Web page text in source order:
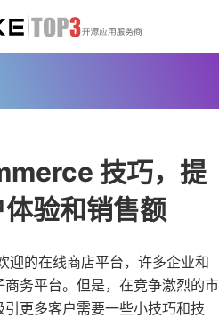
技巧，提
验和销售额
迎的在线商店平台，许多企业和
务平台。但是，在竞争激烈的市
更多客户需要一些小技巧和技